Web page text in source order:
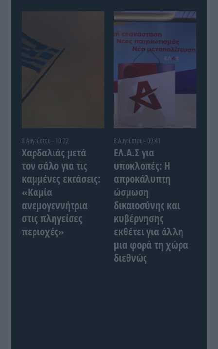
8 Αυγούστου - 10:22
Χαρδαλιάς μετά
τον σάλο για τις
καμμένες εκτάσεις:
«Καμία
ανεμογεννήτρια
στις πληγείσες
περιοχές»
8 Αυγούστου - 09:41
ΕΛ.Α.Σ για
υποκλοπές: Η
απροκάλυπτη
ώσμωση
δικαιοσύνης και
κυβέρνησης
εκθέτει για άλλη
μια φορά τη χώρα
διεθνώς